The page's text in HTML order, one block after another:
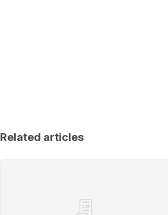
Related articles